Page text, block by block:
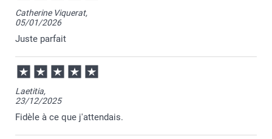
sujet principal.
Catherine Viquerat,
05/01/2026
Juste parfait
Laetitia,
23/12/2025
Fidèle à ce que j'attendais.